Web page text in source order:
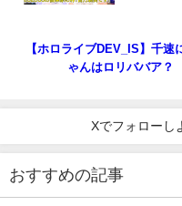
【ホロライブDEV_IS】千速
ゃんはロリババア
Xでフォローし
おすすめの記事